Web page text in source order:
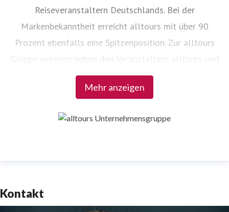
Reiseveranstaltern Deutschlands. Bei der
Markenbekanntheit erreicht alltours mit über 90
Prozent ebenfalls eine Spitzenposition. Zur alltours
Gruppe gehören neben den Veranstaltern alltours und
byebye über 30 allsun Hotels & Resorts, die alltours
Reisecenter sowie die Incoming-Agenturen Viajes
Türkei.
Mehr anzeigen
Kontakt